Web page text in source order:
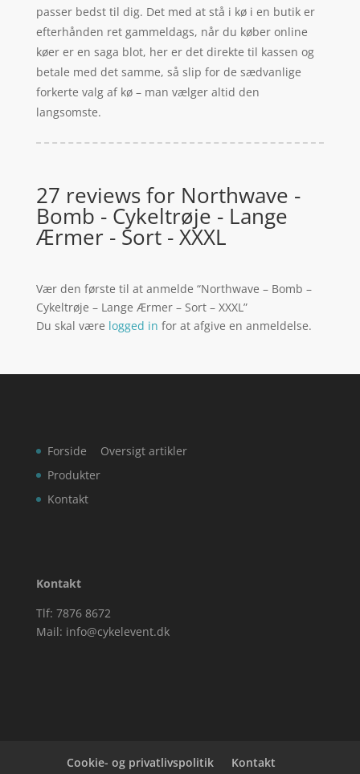
passer bedst til dig. Det med at stå i kø i en butik er
efterhånden ret gammeldags, når du køber online
køer er en saga blot, her er det direkte til kassen og
betale med det samme, så slip for de sædvanlige
forkerte valg af kø – man vælger altid den
langsomste.
27 reviews for Northwave -
Bomb - Cykeltrøje - Lange
Ærmer - Sort - XXXL
Vær den første til at anmelde “Northwave – Bomb –
Cykeltrøje – Lange Ærmer – Sort – XXXL”
Du skal være logged in for at afgive en anmeldelse.
Forside
Produkter
Kontakt
Oversigt artikler
Kontakt
Tlf: 7876 8672
Mail: info@cykelevent.dk
Cookie- og privatlivspolitik Kontakt